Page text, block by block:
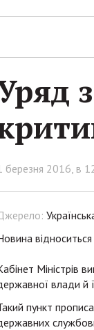
березня 2016, в
Міністрів
влади й
пункт